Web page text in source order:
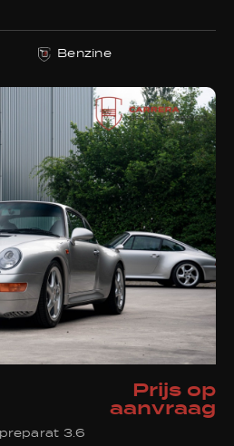
Benzine
Prijs op
aanvraag
3.6